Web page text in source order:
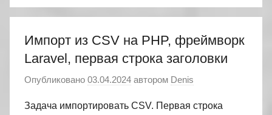
Импорт из CSV на PHP, фреймворк
Laravel, первая строка заголовки
Опубликовано 03.04.2024 автором Denis
Задача импортировать CSV. Первая строка